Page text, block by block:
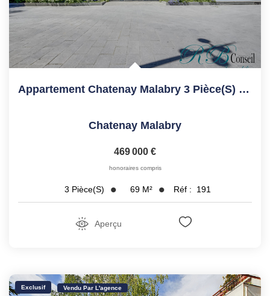
Appartement Chatenay Malabry 3 Pièce(s) 68.91 M2
Chatenay Malabry
469 000 €
honoraires compris
3 Pièce(s) 69 M² Réf : 191
Aperçu
Exclusif Vendu Par L'agence